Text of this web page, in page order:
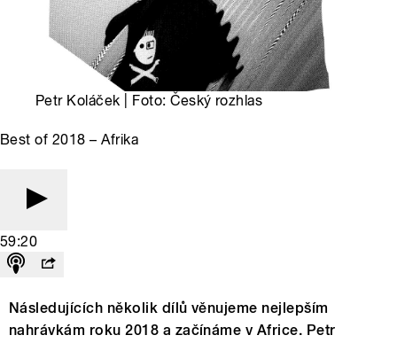
Petr Koláček | Foto: Český rozhlas
Best of 2018 – Afrika
59:20
Následujících několik dílů věnujeme nejlepším
nahrávkám roku 2018 a začínáme v Africe. Petr